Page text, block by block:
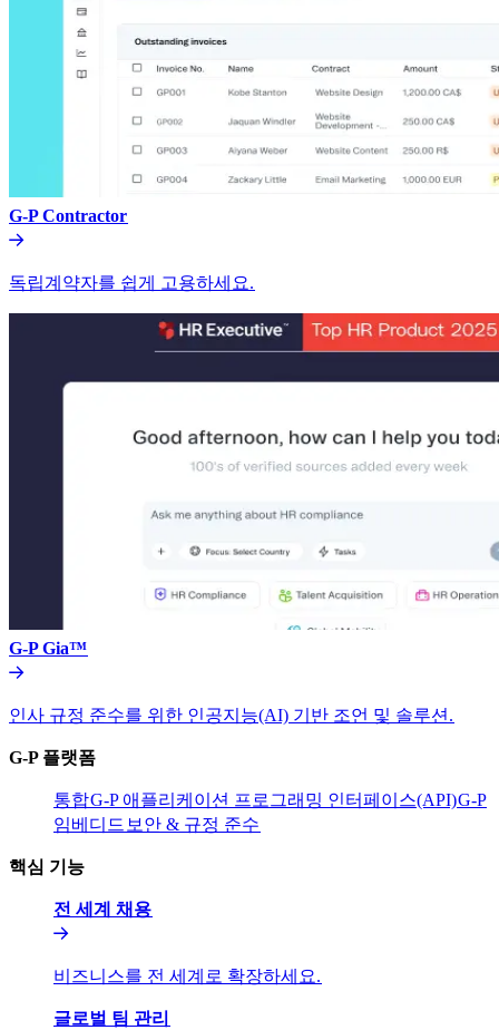
G-P Contractor​​
독립계약자를 쉽게 고용하세요.​​
G-P Gia™​​
인사 규정 준수를 위한 인공지능(AI) 기반 조언 및 솔루션.​​
G-P 플랫폼​​
통합​​G-P 애플리케이션 프로그래밍 인터페이스(API)​​G-P
임베디드​​ 보안 & 규정 준수​​
핵심 기능​​
전 세계 채용​​
비즈니스를 전 세계로 확장하세요.​​
글로벌 팀 관리​​